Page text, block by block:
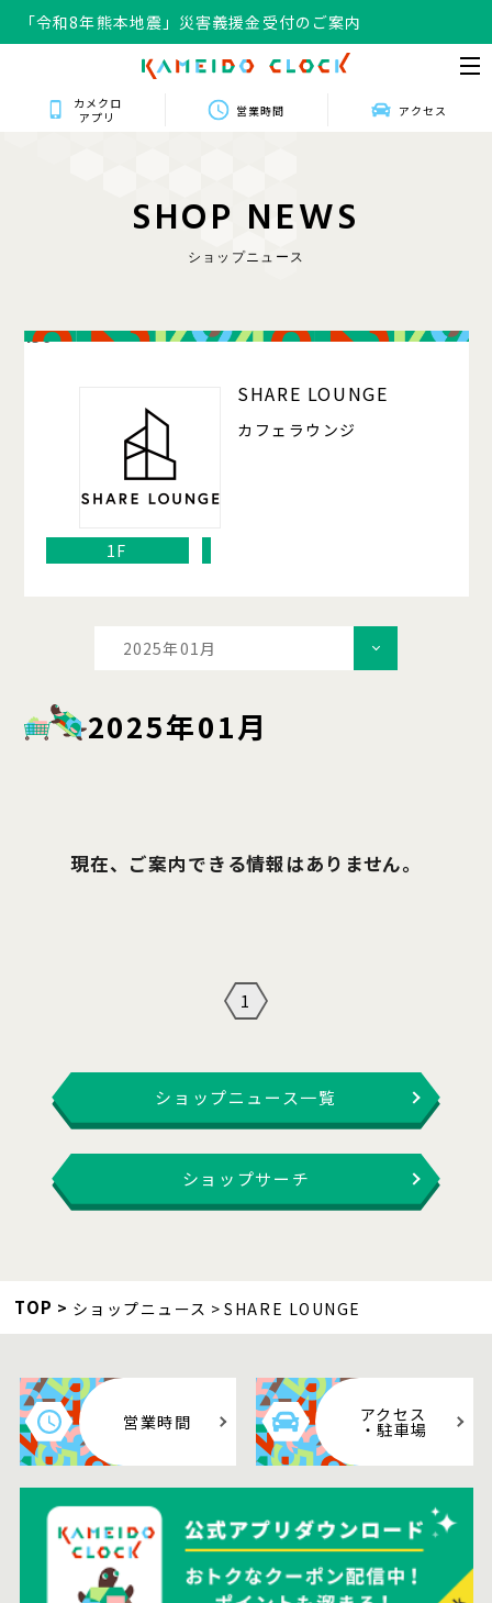
「令和8年熊本地震」災害義援金受付のご案内
カメクロ
アプリ
営業時間 アクセス
SHOP NEWS
ショップニュース
150
SHARE LOUNGE
カフェラウンジ
1F
2025年01月
2025年01月
現在、ご案内できる情報はありません。
1
ショップニュース一覧
ショップサーチ
TOP ショップニュース SHARE LOUNGE
営業時間 アクセス
・駐車場